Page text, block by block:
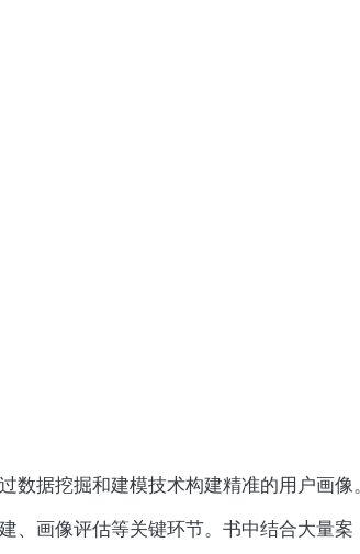
据挖掘和建模技术构建精准的用户画像。
、画像评估等关键环节。书中结合大量案